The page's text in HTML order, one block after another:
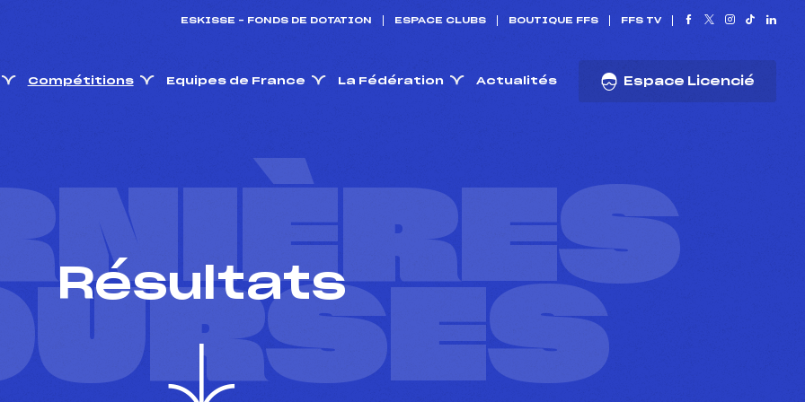
ESKISSE – FONDS DE DOTATION ESPACE CLUBS BOUTIQUE FFS FFS TV
Compétitions Equipes de France La Fédération Actualités Espace Licencié
Résultats